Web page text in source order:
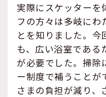
実際にスケッターを
フの方々は多岐にわ
とを知りました。今
も、広い浴室である
が必要でした。掃除
ー制度で補うことが
さまの負担が減り、